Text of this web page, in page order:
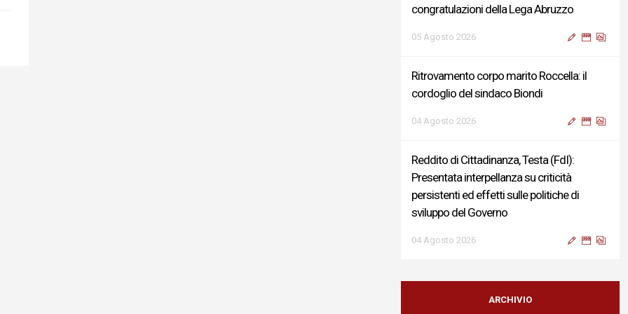
congratulazioni della Lega Abruzzo
05 Agosto 2026
Ritrovamento corpo marito Roccella: il
cordoglio del sindaco Biondi
04 Agosto 2026
Reddito di Cittadinanza, Testa (FdI):
Presentata interpellanza su criticità
persistenti ed effetti sulle politiche di
sviluppo del Governo
04 Agosto 2026
Sigismondi, Liris e Testa: “Profondo
cordoglio e vicinanza al Ministro Roccella e
ARCHIVIO